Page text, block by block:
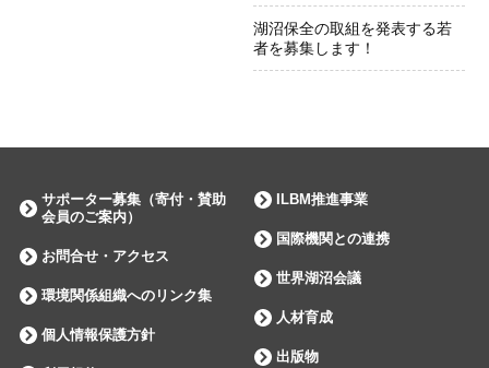
湖沼保全の取組を発表する若
者を募集します！
ILBM推進事業
国際機関との連携
世界湖沼会議
人材育成
出版物
サポーター募集（寄付・賛助
会員のご案内）
お問合せ・アクセス
環境関係組織へのリンク集
個人情報保護方針